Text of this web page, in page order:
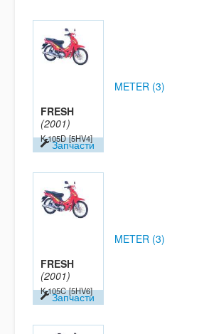
FRESH
(2001)
K-105D [5HV4]
Запчасти
METER (3)
FRESH
(2001)
K-105C [5HV6]
Запчасти
METER (3)